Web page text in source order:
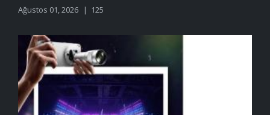
Ağustos 01, 2026 125